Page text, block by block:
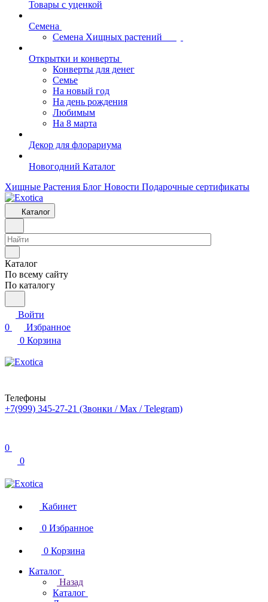
Товары с уценкой
Семена
Семена Хищных растений
Открытки и конверты
Конверты для денег
Семье
На новый год
На день рождения
Любимым
На 8 марта
Декор для флорариума
Новогодний Каталог
Хищные Растения Блог Новости Подарочные сертификаты
Каталог
Каталог
По всему сайту
По каталогу
Войти
0
Избранное
0 Корзина
Телефоны
+7(999) 345-27-21 (Звонки / Max / Telegram)
0
0
Кабинет
0 Избранное
0 Корзина
Каталог
Назад
Каталог